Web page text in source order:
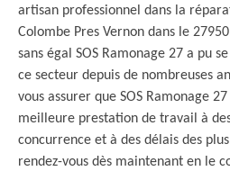
artisan professionnel dans la
Colombe Pres Vernon dans le
sans égal SOS Ramonage 27 a pu
ce secteur depuis de nombreuses
vous assurer que SOS Ramonage
meilleure prestation de travail à
concurrence et à des délais des
rendez-vous dès maintenant en le